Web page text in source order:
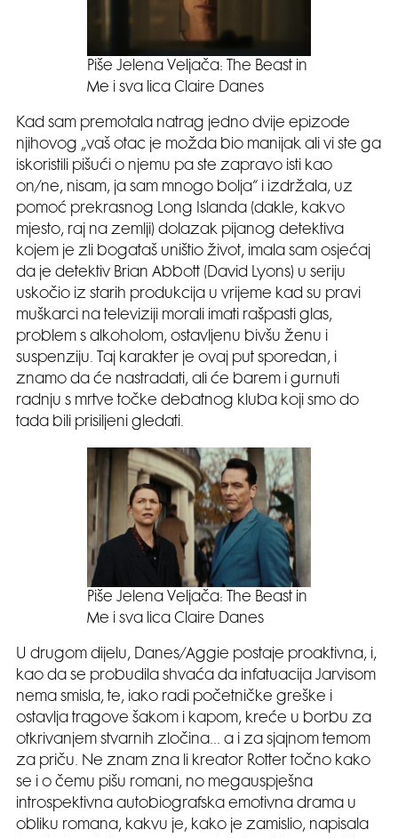
Piše Jelena Veljača: The Beast in
Me i sva lica Claire Danes
Kad sam premotala natrag jedno dvije epizode
njihovog „vaš otac je možda bio manijak ali vi ste ga
iskoristili pišući o njemu pa ste zapravo isti kao
on/ne, nisam, ja sam mnogo bolja“ i izdržala, uz
pomoć prekrasnog Long Islanda (dakle, kakvo
mjesto, raj na zemlji) dolazak pijanog detektiva
kojem je zli bogataš uništio život, imala sam osjećaj
da je detektiv Brian Abbott (David Lyons) u seriju
uskočio iz starih produkcija u vrijeme kad su pravi
muškarci na televiziji morali imati rašpasti glas,
problem s alkoholom, ostavljenu bivšu ženu i
suspenziju. Taj karakter je ovaj put sporedan, i
znamo da će nastradati, ali će barem i gurnuti
radnju s mrtve točke debatnog kluba koji smo do
tada bili prisiljeni gledati.
Piše Jelena Veljača: The Beast in
Me i sva lica Claire Danes
U drugom dijelu, Danes/Aggie postaje proaktivna, i,
kao da se probudila shvaća da infatuacija Jarvisom
nema smisla, te, iako radi početničke greške i
ostavlja tragove šakom i kapom, kreće u borbu za
otkrivanjem stvarnih zločina… a i za sjajnom temom
za priču. Ne znam zna li kreator Rotter točno kako
se i o čemu pišu romani, no megauspješna
introspektivna autobiografska emotivna drama u
obliku romana, kakvu je, kako je zamislio, napisala